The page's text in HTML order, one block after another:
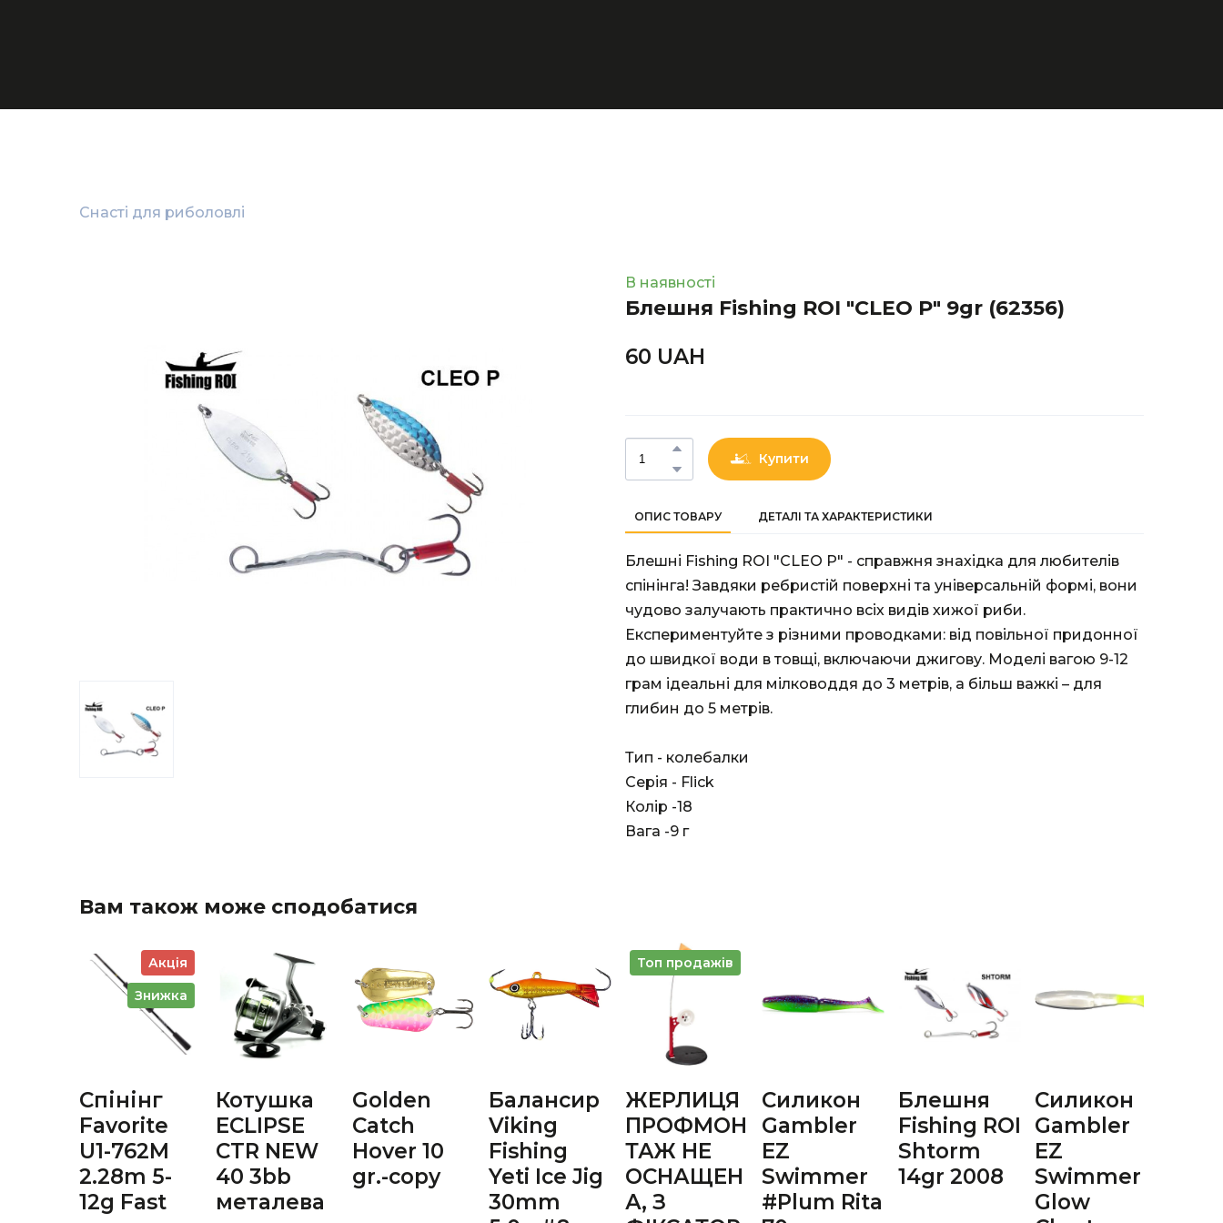
Снасті для риболовлі
В наявності
Блешня Fishing ROI "CLEO P" 9gr (62356)
60 UAН
Купити
ОПИС ТОВАРУ ДЕТАЛІ ТА ХАРАКТЕРИСТИКИ
Блешні Fishing ROI "CLEO P" - справжня знахідка для любителів
спінінга! Завдяки ребристій поверхні та універсальній формі, вони
чудово залучають практично всіх видів хижої риби.
Експериментуйте з різними проводками: від повільної придонної
до швидкої води в товщі, включаючи джигову. Моделі вагою 9-12
грам ідеальні для мілководдя до 3 метрів, а більш важкі – для
глибин до 5 метрів.
Тип - колебалки
Серія - Flick
Колір -18
Вага -9 г
Вам також може сподобатися
Акція
Знижка
Спінінг
Favorite
U1-762М
2.28m 5-
12g Fast
Котушка
ECLIPSE
CTR NEW
40 3bb
металева
Golden
Catch
Hover 10
gr.-copy
Балансир
Viking
Fishing
Yeti Ice Jig
30mm
Топ продажів
ЖЕРЛИЦЯ
ПРОФМОН
ТАЖ НЕ
ОСНАЩЕН
А, З
Силикон
Gambler
EZ
Swimmer
#Plum Rita
Блешня
Fishing ROI
Shtorm
14gr 2008
Силикон
Gambler
EZ
Swimmer
Glow